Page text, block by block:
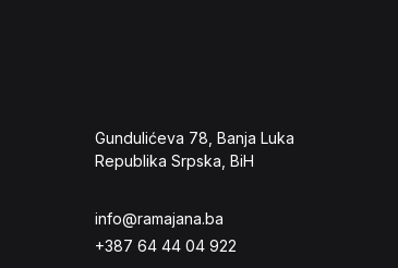
Gundulićeva 78, Banja Luka
Republika Srpska, BiH
info@ramajana.ba
+387 64 44 04 922